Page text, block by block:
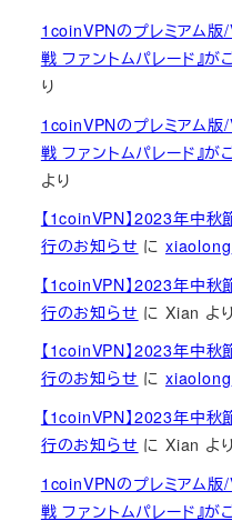
1coinVPNのプレミアム版
戦 ファントムパレード』が
り
1coinVPNのプレミアム版
戦 ファントムパレード』が
より
【1coinVPN】2023年中秋
行のお知らせ にxiaolong
【1coinVPN】2023年中秋
行のお知らせ にXian より
【1coinVPN】2023年中秋
行のお知らせ にxiaolong
【1coinVPN】2023年中秋
行のお知らせ にXian より
1coinVPNのプレミアム版
戦 ファントムパレード』が